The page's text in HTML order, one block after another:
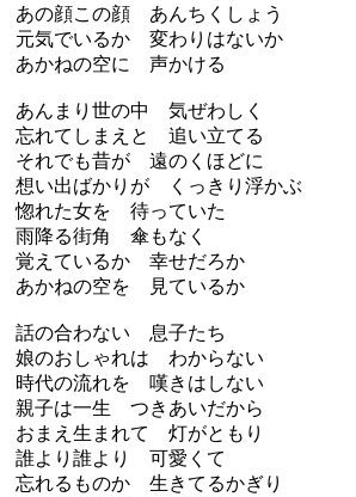
あの顔この顔 あんちくしょう
元気でいるか 変わりはないか
あかねの空に 声かける
あんまり世の中 気ぜわしく
忘れてしまえと 追い立てる
それでも昔が 遠のくほどに
想い出ばかりが くっきり浮かぶ
惚れた女を 待っていた
雨降る街角 傘もなく
覚えているか 幸せだろか
あかねの空を 見ているか
話の合わない 息子たち
娘のおしゃれは わからない
時代の流れを 嘆きはしない
親子は一生 つきあいだから
おまえ生まれて 灯がともり
誰より誰より 可愛くて
忘れるものか 生きてるかぎり